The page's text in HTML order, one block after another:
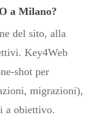
a Milano?
del sito, alla
Key4Web
shot per
migrazioni),
a obiettivo.